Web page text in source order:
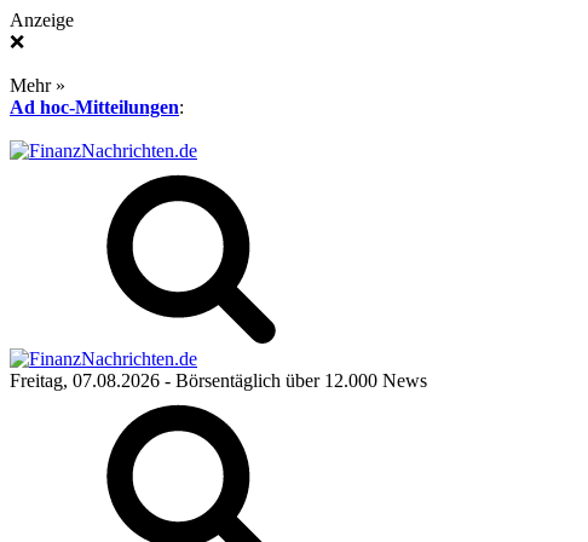
Anzeige
❌
Mehr »
Ad hoc-Mitteilungen:
Freitag, 07.08.2026 - Börsentäglich über 12.000 News